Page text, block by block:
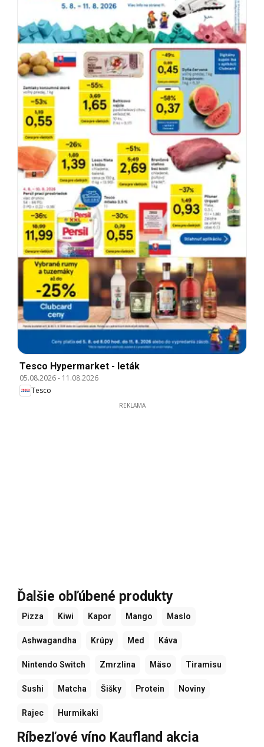
Tesco Hypermarket - leták
05.08.2026- 11.08.2026
Tesco
REKLAMA
Ďalšie obľúbené produkty
Pizza Kiwi Kapor Mango Maslo
Ashwagandha Krúpy Med Káva
Nintendo Switch Zmrzlina Mäso Tiramisu
Sushi Matcha Šišky Protein Noviny
Rajec Hurmikaki
Ríbezľové víno Kaufland akcia